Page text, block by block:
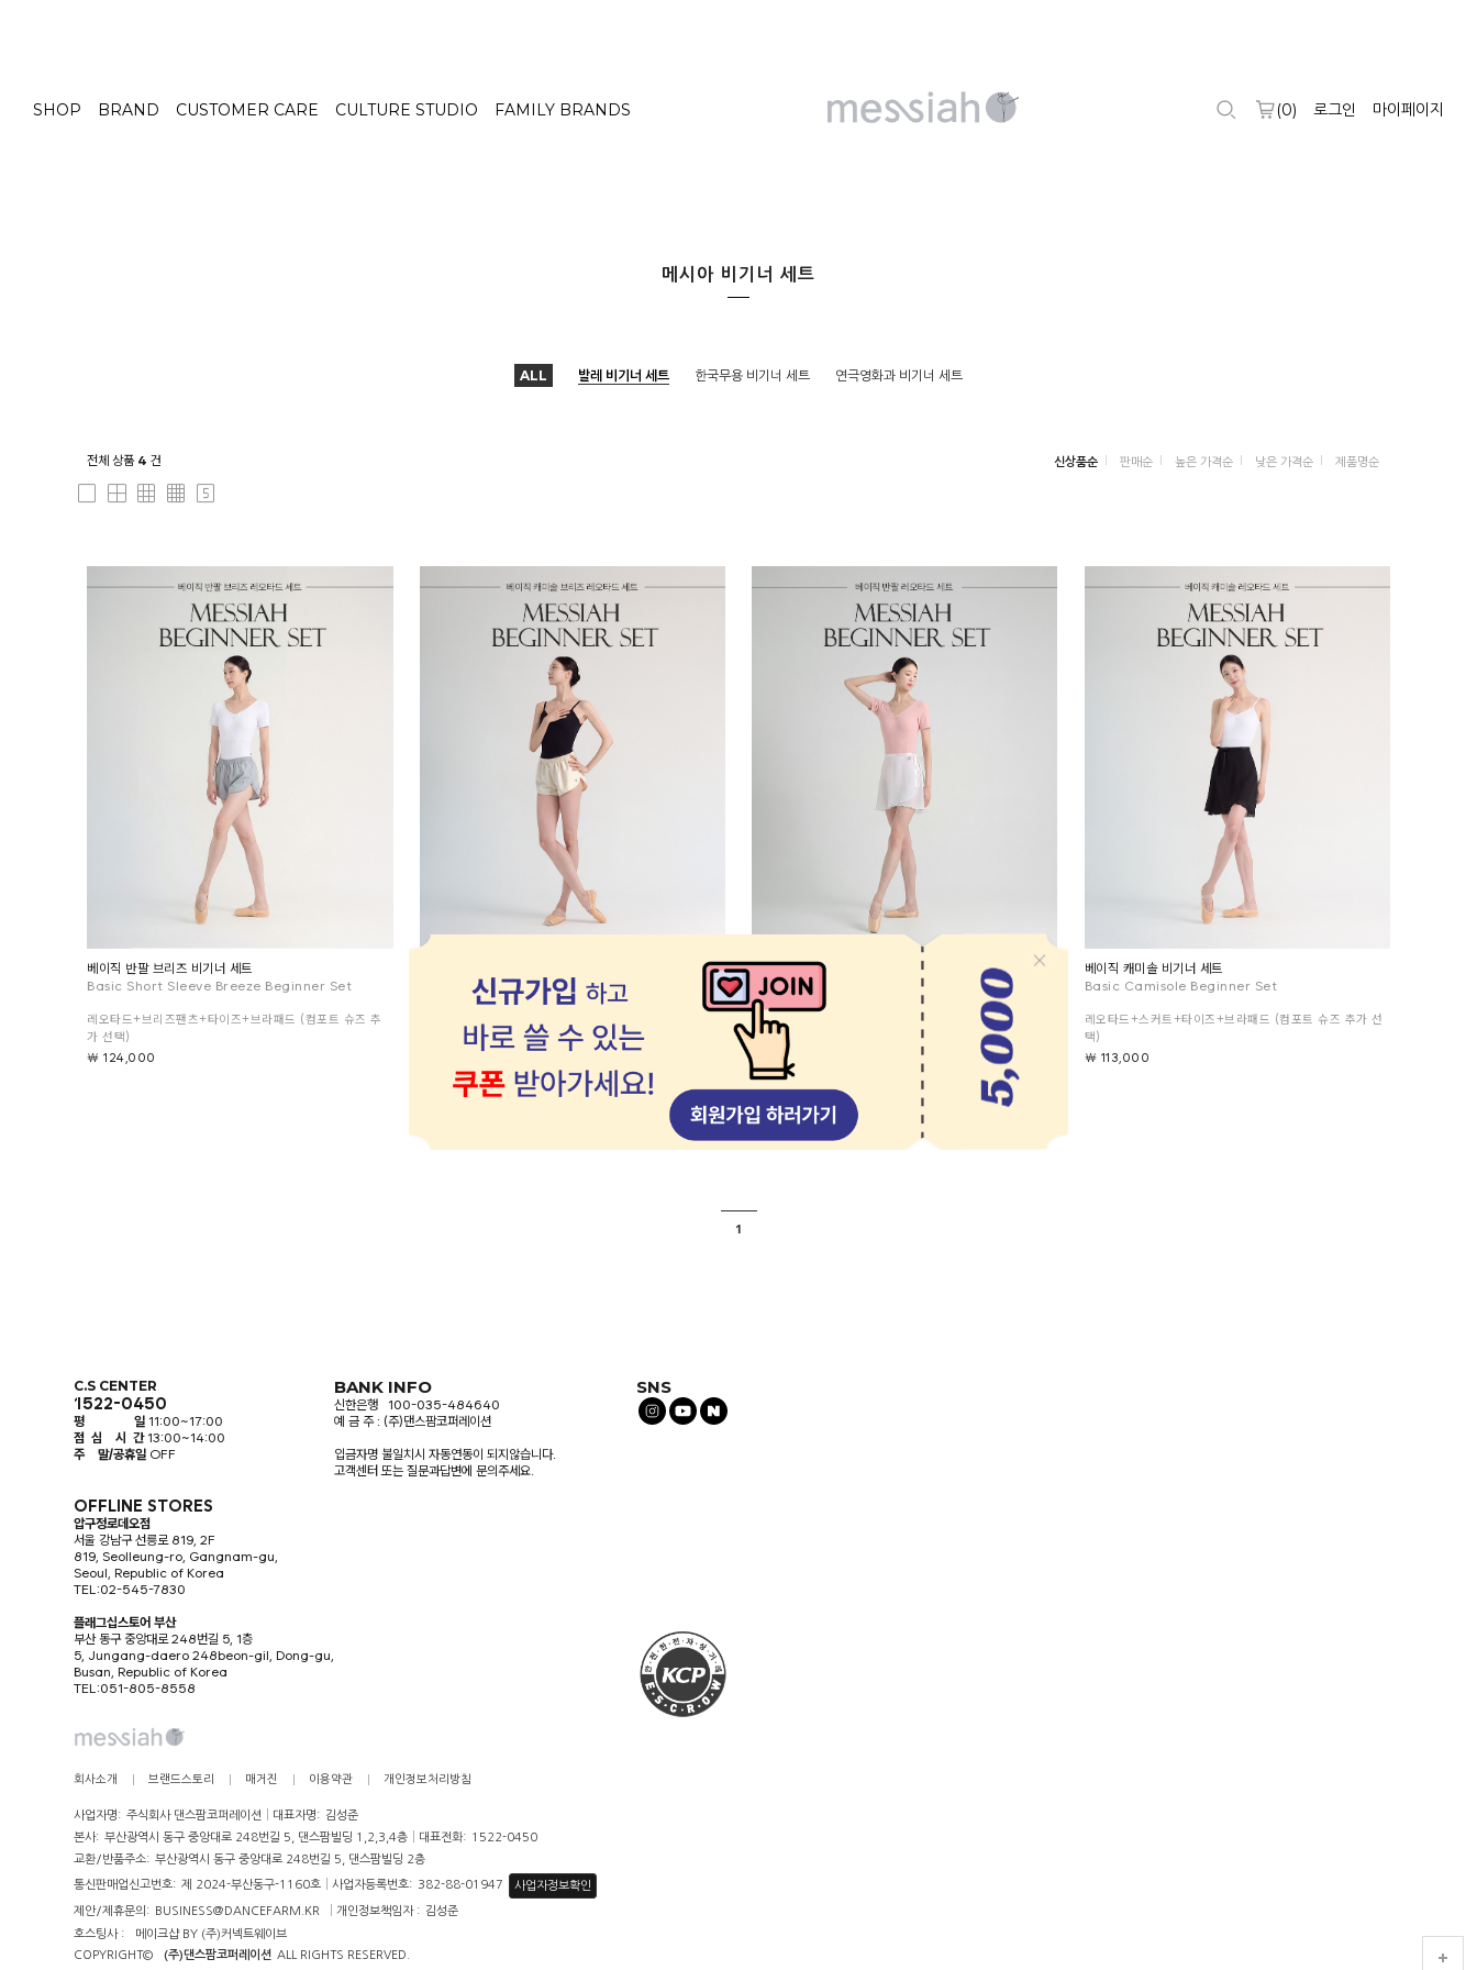
live_help
schedule
store
SHOP BRAND CUSTOMER CARE CULTURE STUDIO FAMILY BRANDS (0) 로그인 마이페이지
메시아 비기너 세트
ALL 발레 비기너 세트 한국무용 비기너 세트 연극영화과 비기너 세트
전체 상품 4건 신상품순 판매순 높은 가격순 낮은 가격순 제품명순
check_box_outline_blank window grid_on background_grid_small looks_5
베이직 반팔 브리즈 비기너 세트
Basic Short Sleeve Breeze Beginner Set
레오타드+브리즈팬츠+타이즈+브라패드 (컴포트 슈즈 추
가 선택)
￦ 124,000
Basic Camisole Breeze Beginner Set
베이직 반팔 비기너 세트
Basic short-sleeve beginner set
레오타드+스커트+타이즈+브라패드 (컴포트 슈즈 추가 선
택)
￦ 117,000
베이직 캐미솔 비기너 세트
Basic Camisole Beginner Set
레오타드+스커트+타이즈+브라패드 (컴포트 슈즈 추가 선
택)
￦ 113,000
1
회사소개 브랜드스토리 매거진 이용약관 개인정보처리방침
사업자명: 주식회사 댄스팜코퍼레이션 대표자명: 김성준
본사: 부산광역시 동구 중앙대로 248번길 5, 댄스팜빌딩 1,2,3,4층 대표전화: 1522-0450
교환/반품주소: 부산광역시 동구 중앙대로 248번길 5, 댄스팜빌딩 2층
통신판매업신고번호: 제 2024-부산동구-1160호 사업자등록번호: 382-88-01947 사업자정보확인
제안/제휴문의: BUSINESS@DANCEFARM.KR 개인정보책임자 : 김성준
호스팅사 :
메이크샵 BY (주)커넥트웨이브
COPYRIGHT©
(주)댄스팜코퍼레이션 ALL RIGHTS RESERVED.
C.S CENTER
1522-0450
평 일 11:00~17:00
점 심 시 간13:00~14:00
주 말/공휴일 OFF
OFFLINE STORES
압구정로데오점
서울 강남구 선릉로 819, 2F
819, Seolleung-ro, Gangnam-gu,
Seoul, Republic of Korea
TEL:02-545-7830
플래그십스토어 부산
부산 동구 중앙대로 248번길 5, 1층
5, Jungang-daero 248beon-gil, Dong-gu,
Busan, Republic of Korea
TEL:051-805-8558
BANK INFO
신한은행 100-035-484640
예 금 주 : (주)댄스팜코퍼레이션
입금자명 불일치시 자동연동이 되지않습니다.
고객센터 또는 질문과답변에 문의주세요.
SNS